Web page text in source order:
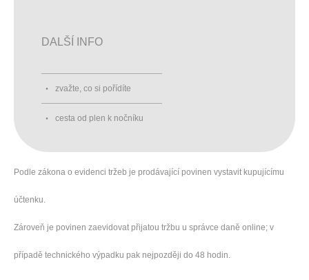
DALŠÍ INFO
zvažte, co si pořídíte
cesta od plen k nočníku
Podle zákona o evidenci tržeb je prodávající povinen vystavit kupujícímu
účtenku.
Zároveň je povinen zaevidovat přijatou tržbu u správce daně online; v
případě technického výpadku pak nejpozději do 48 hodin.